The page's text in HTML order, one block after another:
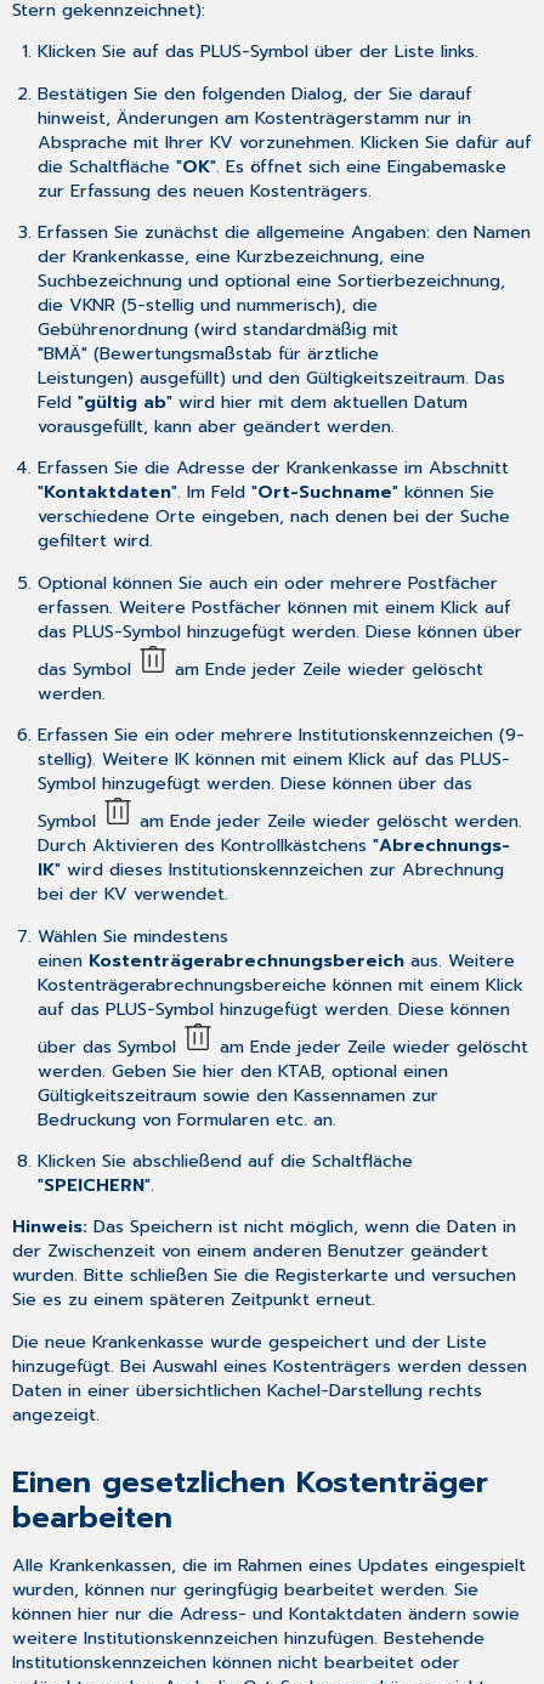
Stern gekennzeichnet):
Klicken Sie auf das PLUS-Symbol über der Liste links.
Bestätigen Sie den folgenden Dialog, der Sie darauf
hinweist, Änderungen am Kostenträgerstamm nur in
Absprache mit Ihrer KV vorzunehmen. Klicken Sie dafür auf
die Schaltfläche "OK". Es öffnet sich eine Eingabemaske
zur Erfassung des neuen Kostenträgers.
Erfassen Sie zunächst die allgemeine Angaben: den Namen
der Krankenkasse, eine Kurzbezeichnung, eine
Suchbezeichnung und optional eine Sortierbezeichnung,
die VKNR (5-stellig und nummerisch), die
Gebührenordnung (wird standardmäßig mit
"BMÄ" (Bewertungsmaßstab für ärztliche
Leistungen) ausgefüllt) und den Gültigkeitszeitraum. Das
Feld "gültig ab" wird hier mit dem aktuellen Datum
vorausgefüllt, kann aber geändert werden.
Erfassen Sie die Adresse der Krankenkasse im Abschnitt
"Kontaktdaten". Im Feld "Ort-Suchname" können Sie
verschiedene Orte eingeben, nach denen bei der Suche
gefiltert wird.
Optional können Sie auch ein oder mehrere Postfächer
erfassen. Weitere Postfächer können mit einem Klick auf
das PLUS-Symbol hinzugefügt werden. Diese können über
das Symbol
am Ende jeder Zeile wieder gelöscht
werden.
Erfassen Sie ein oder mehrere Institutionskennzeichen (9-
stellig). Weitere IK können mit einem Klick auf das PLUS-
Symbol hinzugefügt werden. Diese können über das
Symbol
am Ende jeder Zeile wieder gelöscht werden.
Durch Aktivieren des Kontrollkästchens "Abrechnungs-
IK" wird dieses Institutionskennzeichen zur Abrechnung
bei der KV verwendet.
Wählen Sie mindestens
einen Kostenträgerabrechnungsbereichaus. Weitere
Kostenträgerabrechnungsbereiche können mit einem Klick
auf das PLUS-Symbol hinzugefügt werden. Diese können
über das Symbol
am Ende jeder Zeile wieder gelöscht
werden. Geben Sie hier den KTAB, optional einen
Gültigkeitszeitraum sowie den Kassennamen zur
Bedruckung von Formularen etc. an.
Klicken Sie abschließend auf die Schaltfläche
"SPEICHERN".
Hinweis:Das Speichern ist nicht möglich, wenn die Daten in
der Zwischenzeit von einem anderen Benutzer geändert
wurden. Bitte schließen Sie die Registerkarte und versuchen
Sie es zu einem späteren Zeitpunkt erneut.
Die neue Krankenkasse wurde gespeichert und der Liste
hinzugefügt. Bei Auswahl eines Kostenträgers werden dessen
Daten in einer übersichtlichen Kachel-Darstellung rechts
angezeigt.
Einen gesetzlichen Kostenträger
bearbeiten
Alle Krankenkassen, die im Rahmen eines Updates eingespielt
wurden, können nur geringfügig bearbeitet werden. Sie
können hier nur die Adress- und Kontaktdaten ändern sowie
weitere Institutionskennzeichen hinzufügen. Bestehende
Institutionskennzeichen können nicht bearbeitet oder